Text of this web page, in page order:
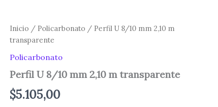
Inicio / Policarbonato / Perfil U 8/10 mm 2,10 m
transparente
Policarbonato
Perfil U 8/10 mm 2,10 m transparente
$5.105,00